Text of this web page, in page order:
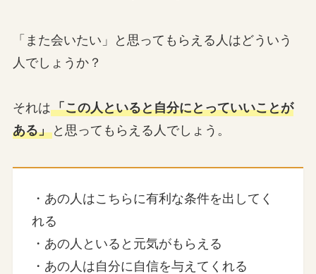
「また会いたい」と思ってもらえる人はどういう
人でしょうか？
それは「この人といると自分にとっていいことが
ある」と思ってもらえる人でしょう。
・あの人はこちらに有利な条件を出してく
れる
・あの人といると元気がもらえる
・あの人は自分に自信を与えてくれる